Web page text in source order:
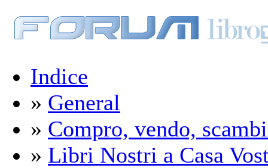
Indice
» General
» Compro, vendo,
» Libri Nostri a Casa